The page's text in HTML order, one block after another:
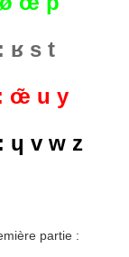
ʁ s t
œ̃ u y
ɥ v w z
partie :